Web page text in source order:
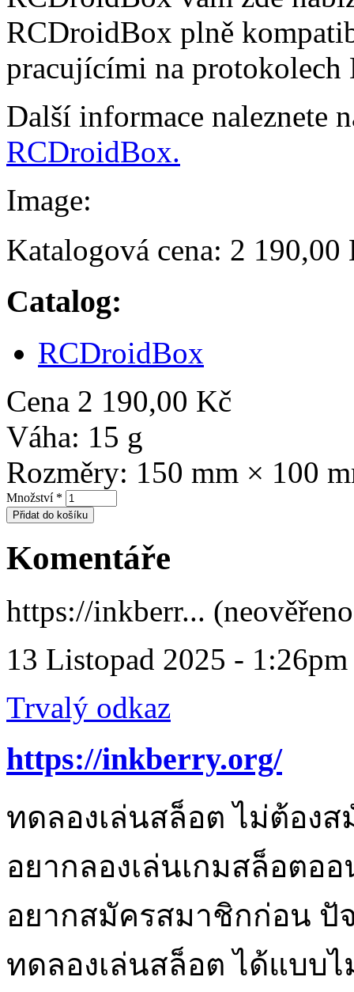
RCDroidBox plně
pracujícími na
Další informace naleznete
RCDroidBox.
Image:
Katalogová cena: 2 190,00
Catalog:
RCDroidBox
Cena 2 190,00 Kč
Váha: 15 g
Rozměry: 150 mm × 100
Množství *
Komentáře
https://inkberr...
13 Listopad 2025 - 1:26pm
Trvalý odkaz
https://inkberry.org/
ทดลองเล่นสล็อต ไม่ต้อง
อยากลองเล่นเกมสล็อตอ
อยากสมัครสมาชิกก่อน ปั
ทดลองเล่นสล็อต ได้แบบ